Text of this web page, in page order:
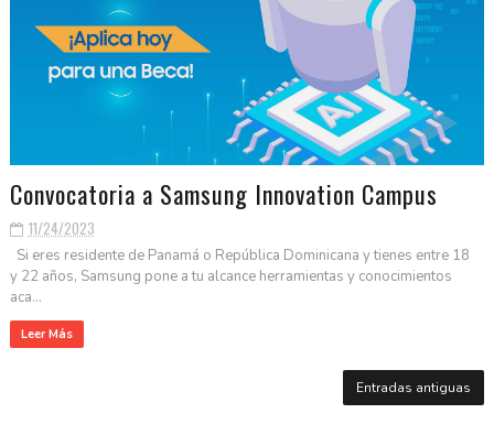
Convocatoria a Samsung Innovation Campus
11/24/2023
Si eres residente de Panamá o República Dominicana y tienes entre 18
y 22 años, Samsung pone a tu alcance herramientas y conocimientos
aca...
Leer Más
Entradas antiguas